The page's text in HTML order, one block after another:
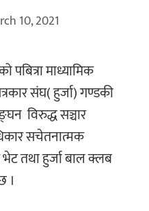
10, 2021
पबित्रा माध्यामिक
संघ( हुर्जा) गण्डकी
विरुद्ध सञ्चार
सचेतनात्मक
तथा हुर्जा बाल क्लब
।